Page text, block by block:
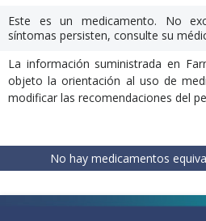
Este es un medicamento. No
síntomas persisten, consulte su
La información suministrada en
objeto la orientación al uso de
modificar las recomendaciones del
No hay medicamentos